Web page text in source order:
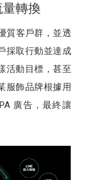
轉換
質客戶群，並透
採取行動並達成
活動目標，甚至
服飾品牌根據用
廣告，最終讓